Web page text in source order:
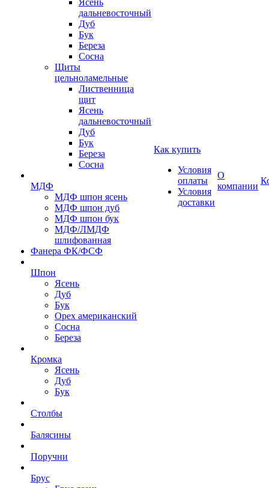
Ясень
дальневосточный
Дуб
Бук
Береза
Сосна
Щиты
цельноламельные
Лиственница
щит
Ясень
дальневосточный
Дуб
Бук
Береза
Сосна
МДФ
МДФ шпон ясень
МДФ шпон дуб
МДФ шпон бук
МДФ/ЛМДФ
шлифованная
Фанера ФК/ФСФ
Шпон
Ясень
Дуб
Бук
Орех американский
Сосна
Береза
Кромка
Ясень
Дуб
Бук
Столбы
Балясины
Поручни
Брус
Как купить
Условия
оплаты
Условия
доставки
О
компании